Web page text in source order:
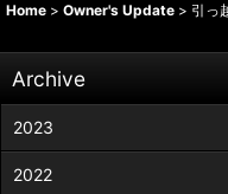
Home > Owner's Update > 引っ
Archive
2023
2022